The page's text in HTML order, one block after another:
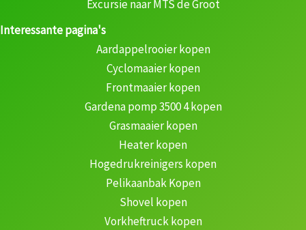
Excursie naar MTS de Groot
Interessante pagina's
Aardappelrooier kopen
Cyclomaaier kopen
Frontmaaier kopen
Gardena pomp 3500 4 kopen
Grasmaaier kopen
Heater kopen
Hogedrukreinigers kopen
Pelikaanbak Kopen
Shovel kopen
Vorkheftruck kopen